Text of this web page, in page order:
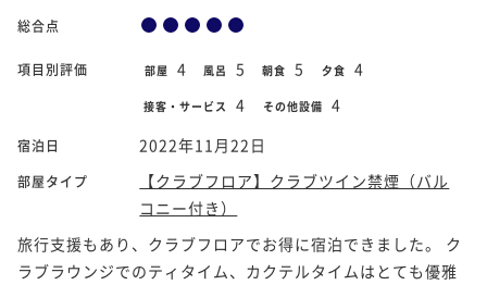
総合点
項目別評価 部屋 4 風呂 5 朝食 5 夕食 4
接客・サービス 4 その他設備 4
宿泊日 2022年11月22日
部屋タイプ
【クラブフロア】クラブツイン禁煙（バル
コニー付き）
旅行支援もあり、クラブフロアでお得に宿泊できました。 ク
ラブラウンジでのティタイム、カクテルタイムはとても優雅